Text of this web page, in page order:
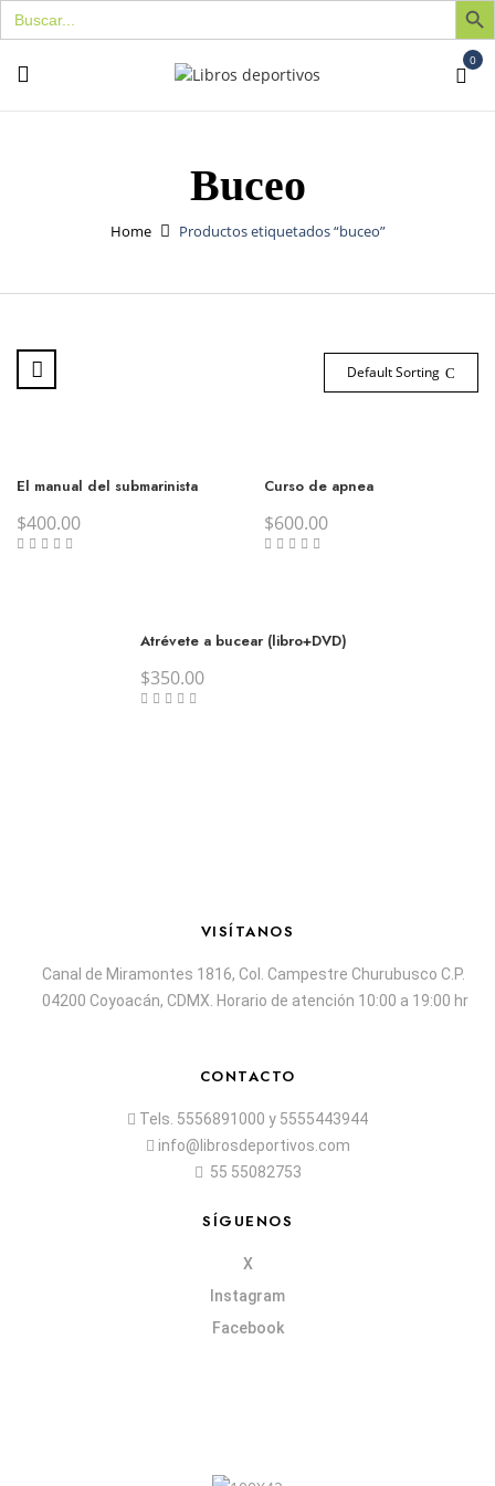
Buscar:
0
Buceo
Home Productos etiquetados “buceo”
Default Sorting
El manual del submarinista
$400.00
Curso de apnea
$600.00
Atrévete a bucear (libro+DVD)
$350.00
VISÍTANOS
Canal de Miramontes 1816, Col. Campestre Churubusco C.P.
04200 Coyoacán, CDMX. Horario de atención 10:00 a 19:00 hr
CONTACTO
Tels. 5556891000 y 5555443944
info@librosdeportivos.com
55 55082753
SÍGUENOS
X
Instagram
Facebook